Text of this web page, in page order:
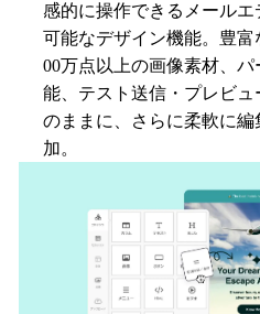
感的に操作できるメール
可能なデザイン機能。豊
00万点以上の画像素材、
能、テスト送信・プレビ
のままに、さらに柔軟に
加。